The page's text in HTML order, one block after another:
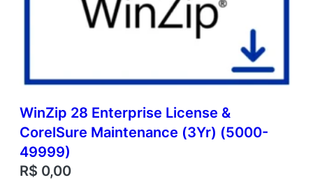
WinZip 28 Enterprise License &
CorelSure Maintenance (3Yr) (5000-
49999)
R$ 0,00